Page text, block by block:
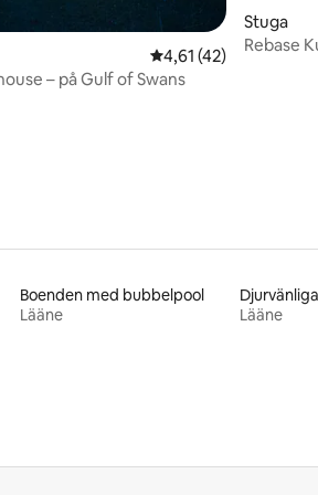
betyg, 65 omdömen
4,61 av 5 i
4,61 (42)
– på Gulf of Swans
Stuga
Rebase
Boenden med bubbelpool
Lääne
Lääne